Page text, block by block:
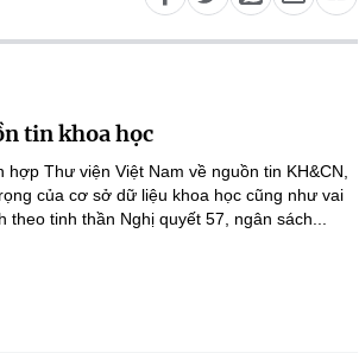
tin khoa học
Thư viện Việt Nam về nguồn tin KH&CN,
của cơ sở dữ liệu khoa học cũng như vai
tinh thần Nghị quyết 57, ngân sách...